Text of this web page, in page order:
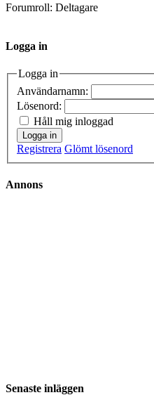
Forumroll: Deltagare
Logga in
Logga in
Användarnamn:
Lösenord:
Håll mig inloggad
Logga in
Registrera Glömt lösenord
Annons
Senaste inläggen